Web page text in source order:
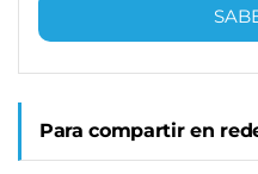
Para compartir en